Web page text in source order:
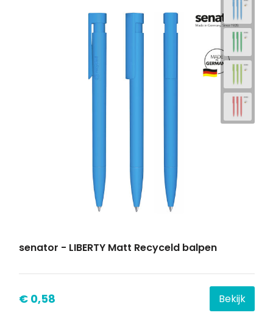
senator - LIBERTY Matt Recyceld balpen
€ 0,58 Bekijk